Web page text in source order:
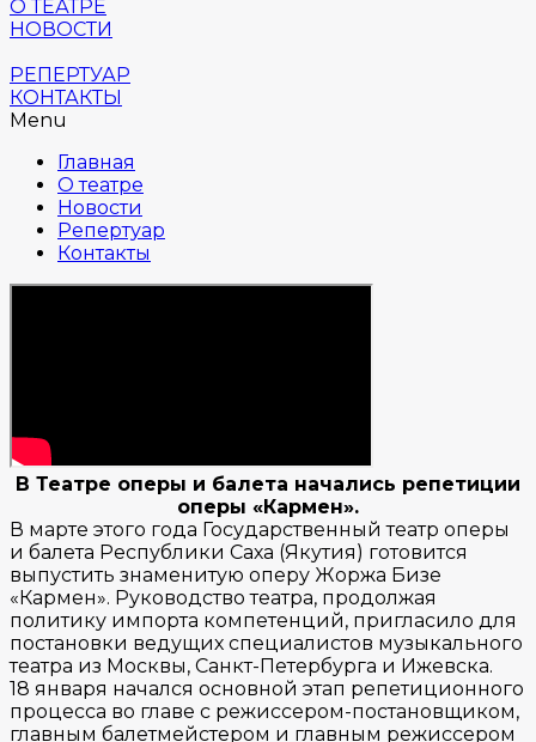
О ТЕАТРЕ
НОВОСТИ
РЕПЕРТУАР
КОНТАКТЫ
Menu
Главная
О театре
Новости
Репертуар
Контакты
В Театре оперы и балета начались репетиции
оперы «Кармен».
В марте этого года Государственный театр оперы
и балета Республики Саха (Якутия) готовится
выпустить знаменитую оперу Жоржа Бизе
«Кармен». Руководство театра, продолжая
политику импорта компетенций, пригласило для
постановки ведущих специалистов музыкального
театра из Москвы, Санкт-Петербурга и Ижевска.
18 января начался основной этап репетиционного
процесса во главе с режиссером-постановщиком,
главным балетмейстером и главным режиссером